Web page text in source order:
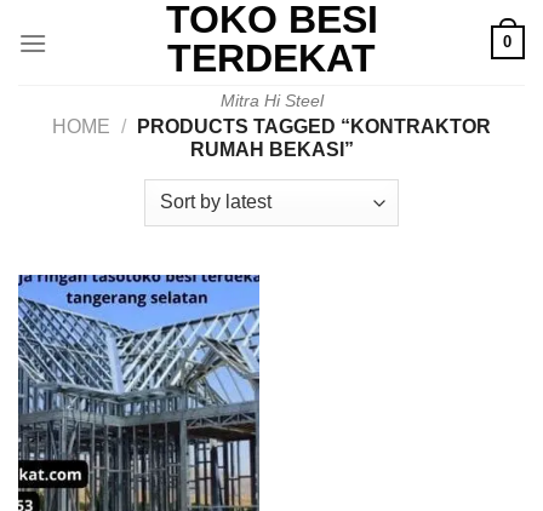
TOKO BESI
TERDEKAT
Mitra Hi Steel
0
HOME /
PRODUCTS TAGGED “KONTRAKTOR
RUMAH BEKASI”